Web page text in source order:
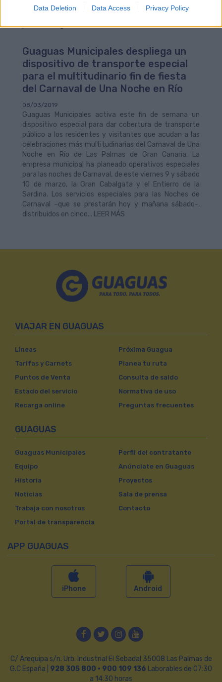
Data Deletion Data Access Privacy Policy
de Gran Canaria. La compañía municipal, al objeto de
paliar la congestión de tráfico, intensifica... LEER MÁS
Guaguas Municipales despliega un
dispositivo de transporte especial
para el multitudinario fin de fiesta
del Carnaval de Una Noche en Río
08/03/2019
Guaguas Municipales activa este fin de semana un
dispositivo especial para dar cobertura de transporte
público a los residentes y visitantes que acudan a las
celebraciones más multitudinarias del Carnaval de Una
Noche en Río de Las Palmas de Gran Canaria. La
empresa municipal ha planeado operativos especiales
para las noches de Carnaval, de este viernes 9 y sábado
10 de marzo, la Gran Cabalgata y el Entierro de la
Sardina. Los servicios especiales para las Noches de
Carnaval –que se prestarán hoy y mañana sábado-,
distribuidos en cinco... LEER MÁS
VIAJAR EN GUAGUAS
Líneas
Tarifas y Carnets
Puntos de Venta
Estado del servicio
Recarga online
Próxima Guagua
Planea tu ruta
Consulta de saldo
Normativa de uso
Preguntas frecuentes
GUAGUAS
Guaguas Municipales
Equipo
Historia
Noticias
Trabaja con nosotros
Portal de transparencia
Perfil del contratante
Anúnciate en Guaguas
Proyectos
Sala de prensa
Contacto
APP GUAGUAS
iPhone Android
Facebook
TwitterInstagram
YouTube
C/ Arequipa s/n. Urb. Industrial El Sebadal 35008 Las Palmas de
G.C España | 928 305 800 · 900 109 136 Laborables de 07:30
a 14:30 horas